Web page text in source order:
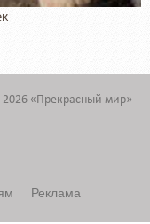
«Прекрасный мир»
Реклама